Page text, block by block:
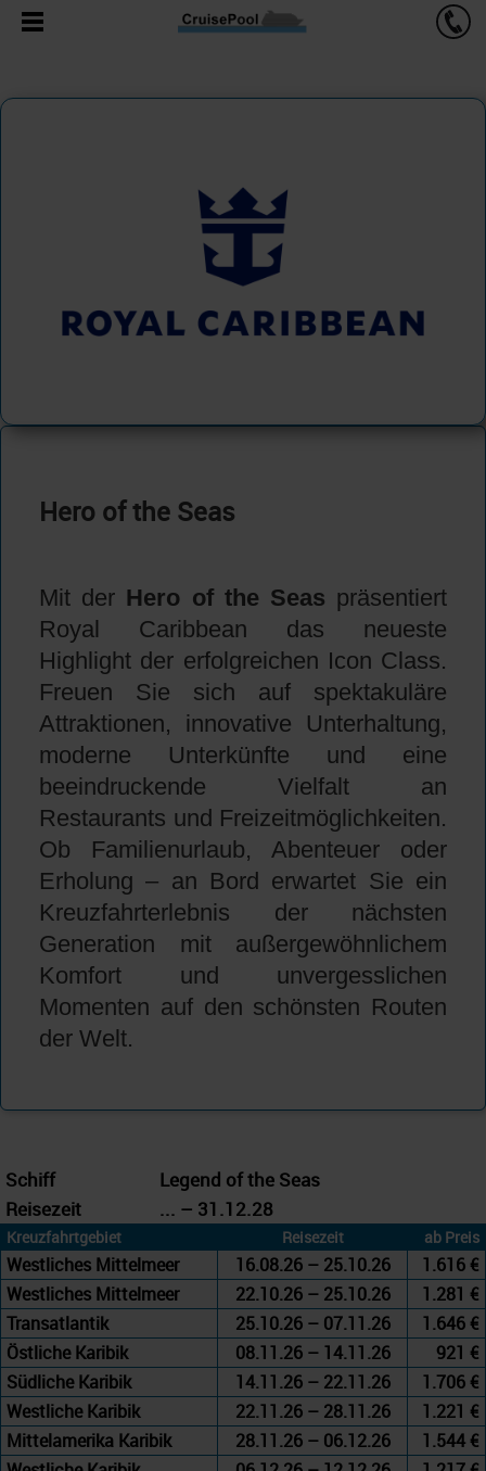
Hero of the Seas
Mit der Hero of the Seas präsentiert
Royal Caribbean das neueste
Highlight der erfolgreichen Icon Class.
Freuen Sie sich auf spektakuläre
Attraktionen, innovative Unterhaltung,
moderne Unterkünfte und eine
beeindruckende Vielfalt an
Restaurants und Freizeitmöglichkeiten.
Ob Familienurlaub, Abenteuer oder
Erholung – an Bord erwartet Sie ein
Kreuzfahrterlebnis der nächsten
Generation mit außergewöhnlichem
Komfort und unvergesslichen
Momenten auf den schönsten Routen
der Welt.
Schiff
Legend of the Seas
Reisezeit
... – 31.12.28
Kreuzfahrtgebiet Reisezeit ab Preis
Westliches Mittelmeer 16.08.26 – 25.10.26
1.616 €
Westliches Mittelmeer
22.10.26 – 25.10.26
1.281 €
Transatlantik
25.10.26 – 07.11.26
1.646 €
Östliche Karibik
08.11.26 – 14.11.26
921 €
Südliche Karibik
14.11.26 – 22.11.26
1.706 €
Westliche Karibik
22.11.26 – 28.11.26
1.221 €
Mittelamerika Karibik
28.11.26 – 06.12.26
1.544 €